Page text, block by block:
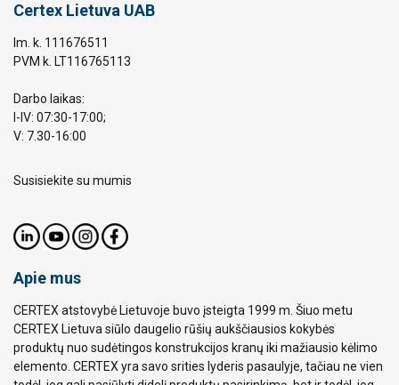
Certex Lietuva UAB
Im. k. 111676511
PVM k. LT116765113
Darbo laikas:
I-IV: 07:30-17:00;
V: 7.30-16:00
Susisiekite su mumis
Apie mus
CERTEX atstovybė Lietuvoje buvo įsteigta 1999 m. Šiuo metu
CERTEX Lietuva siūlo daugelio rūšių aukščiausios kokybės
produktų nuo sudėtingos konstrukcijos kranų iki mažiausio kėlimo
elemento. CERTEX yra savo srities lyderis pasaulyje, tačiau ne vien